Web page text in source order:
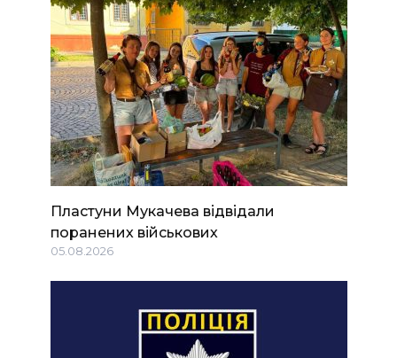
Пластуни Мукачева відвідали
поранених військових
05.08.2026